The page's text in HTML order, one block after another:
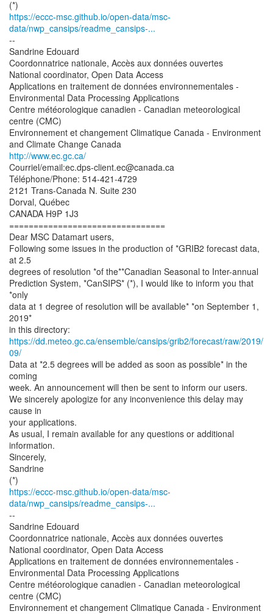
https://eccc-msc.github.io/open-data/msc-
data/nwp_cansips/readme_cansips-...
--
Sandrine Edouard
Coordonnatrice nationale, Accès aux données ouvertes
National coordinator, Open Data Access
Applications en traitement de données environnementales -
Environmental Data Processing Applications
Centre météorologique canadien - Canadian meteorological
centre (CMC)
Environnement et changement Climatique Canada - Environment
http://www.ec.gc.ca/
Courriel/email:ec.dps-client.ec@canada.ca
Téléphone/Phone: 514-421-4729
2121 Trans-Canada N. Suite 230
Dorval, Québec
CANADA H9P 1J3
================================
Dear MSC Datamart users,
Following some issues in the production of *GRIB2 forecast data,
at 2.5
degrees of resolution *of the**Canadian Seasonal to Inter-annual
Prediction System, *CanSIPS* (*), I would like to inform you that
*only
data at 1 degree of resolution will be available* *on September 1,
2019*
https://dd.meteo.gc.ca/ensemble/cansips/grib2/forecast/raw/2019/
09/
Data at *2.5 degrees will be added as soon as possible* in the
coming
week. An announcement will then be sent to inform our users.
We sincerely apologize for any inconvenience this delay may
cause in
your applications.
As usual, I remain available for any questions or additional
information.
Sincerely,
Sandrine
https://eccc-msc.github.io/open-data/msc-
data/nwp_cansips/readme_cansips-...
--
Sandrine Edouard
Coordonnatrice nationale, Accès aux données ouvertes
National coordinator, Open Data Access
Applications en traitement de données environnementales -
Environmental Data Processing Applications
Centre météorologique canadien - Canadian meteorological
centre (CMC)
Environnement et changement Climatique Canada - Environment